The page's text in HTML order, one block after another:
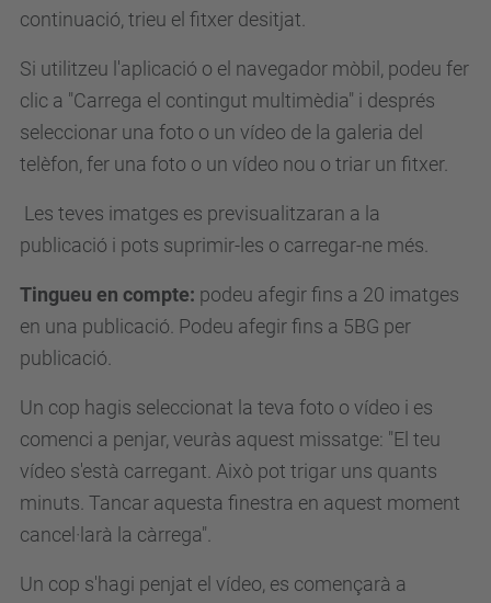
continuació, trieu el fitxer desitjat.
Si utilitzeu l'aplicació o el navegador mòbil, podeu fer
clic a "Carrega el contingut multimèdia" i després
seleccionar una foto o un vídeo de la galeria del
telèfon, fer una foto o un vídeo nou o triar un fitxer.
Les teves imatges es previsualitzaran a la
publicació i pots suprimir-les o carregar-ne més.
Tingueu en compte: podeu afegir fins a 20 imatges
en una publicació. Podeu afegir fins a 5BG per
publicació.
Un cop hagis seleccionat la teva foto o vídeo i es
comenci a penjar, veuràs aquest missatge: "El teu
vídeo s'està carregant. Això pot trigar uns quants
minuts. Tancar aquesta finestra en aquest moment
cancel·larà la càrrega".
Un cop s'hagi penjat el vídeo, es començarà a